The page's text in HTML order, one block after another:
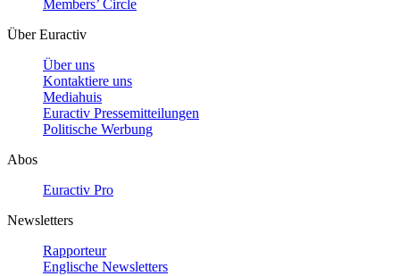
Members’ Circle
Über Euractiv
Über uns
Kontaktiere uns
Mediahuis
Euractiv Pressemitteilungen
Politische Werbung
Abos
Euractiv Pro
Newsletters
Rapporteur
Englische Newsletters